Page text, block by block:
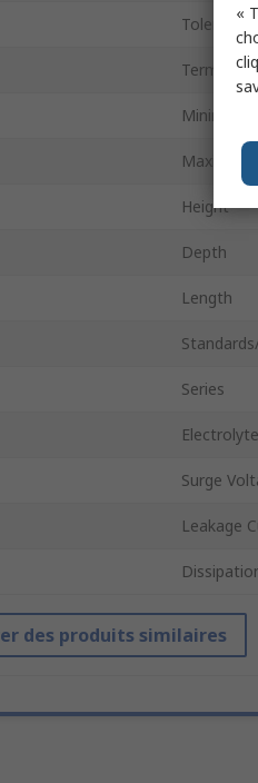
Tolerance
Terminal
Minimum
Maximum
Height
Depth
Length
Series
Surge
Leakage
des produits similaires
«